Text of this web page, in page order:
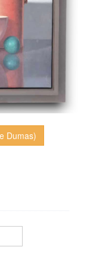
argent (Sophie Dumas)